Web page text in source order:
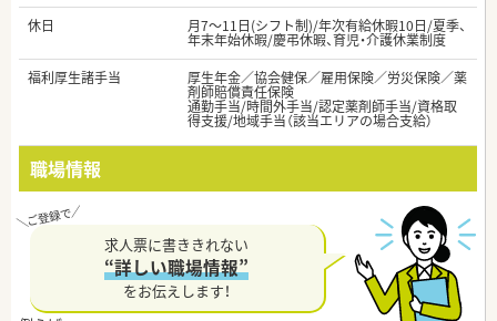
休日
月7～11日(シフト制)/年次有給休暇10日/夏季、
年末年始休暇/慶弔休暇、育児・介護休業制度
福利厚生諸手当
厚生年金／協会健保／雇用保険／労災保険／薬
剤師賠償責任保険
通勤手当/時間外手当/認定薬剤師手当/資格取
得支援/地域手当（該当エリアの場合支給）
職場情報
求人票に書ききれない
“詳しい職場情報”
をお伝えします！